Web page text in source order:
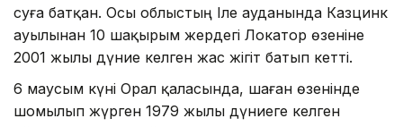
суға батқан. Осы облыстың Іле ауданында Казцинк
ауылынан 10 шақырым жердегі Локатор өзеніне
2001 жылы дүние келген жас жігіт батып кетті.
6 маусым күні Орал қаласында, шаған өзенінде
шомылып жүрген 1979 жылы дүниеге келген